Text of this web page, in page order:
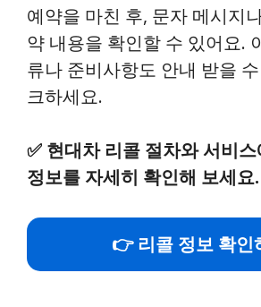
예약을 마친 후, 문자 메시지
약 내용을 확인할 수 있어요.
류나 준비사항도 안내 받을
크하세요.
✅ 현대차 리콜 절차와 서비
정보를 자세히 확인해 보세요.
👉 리콜 정보 확인